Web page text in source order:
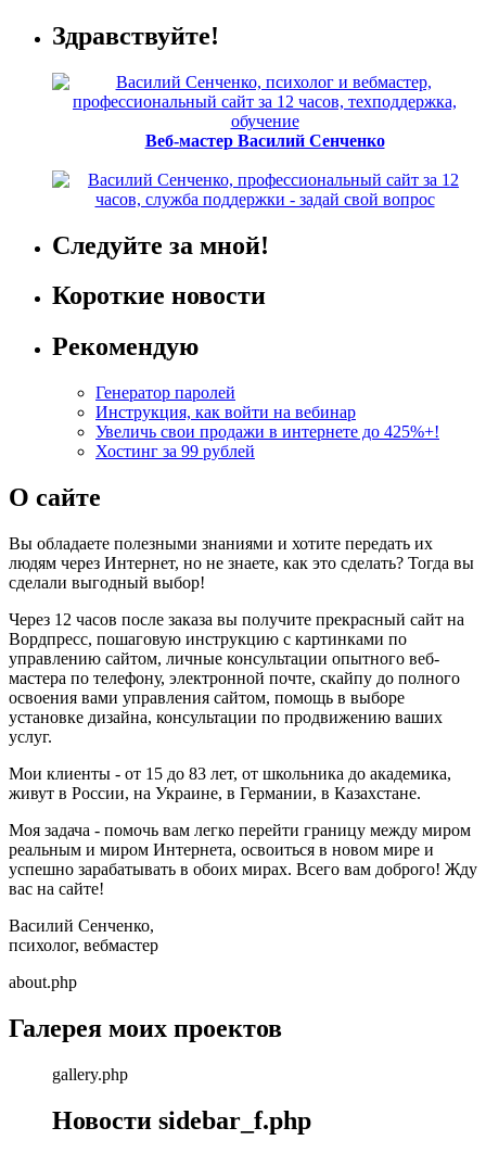
Здравствуйте!
Веб-мастер Василий Сенченко
Следуйте за мной!
Короткие новости
Рекомендую
Генератор паролей
Инструкция, как войти на вебинар
Увеличь свои продажи в интернете до 425%+!
Хостинг за 99 рублей
О сайте
Вы обладаете полезными знаниями и хотите передать их
людям через Интернет, но не знаете, как это сделать? Тогда вы
сделали выгодный выбор!
Через 12 часов после заказа вы получите прекрасный сайт на
Вордпресс, пошаговую инструкцию с картинками по
управлению сайтом, личные консультации опытного веб-
мастера по телефону, электронной почте, скайпу до полного
освоения вами управления сайтом, помощь в выборе
установке дизайна, консультации по продвижению ваших
услуг.
Мои клиенты - от 15 до 83 лет, от школьника до академика,
живут в России, на Украине, в Германии, в Казахстане.
Моя задача - помочь вам легко перейти границу между миром
реальным и миром Интернета, освоиться в новом мире и
успешно зарабатывать в обоих мирах. Всего вам доброго! Жду
вас на сайте!
Василий Сенченко,
психолог, вебмастер
about.php
Галерея моих проектов
gallery.php
Новости sidebar_f.php